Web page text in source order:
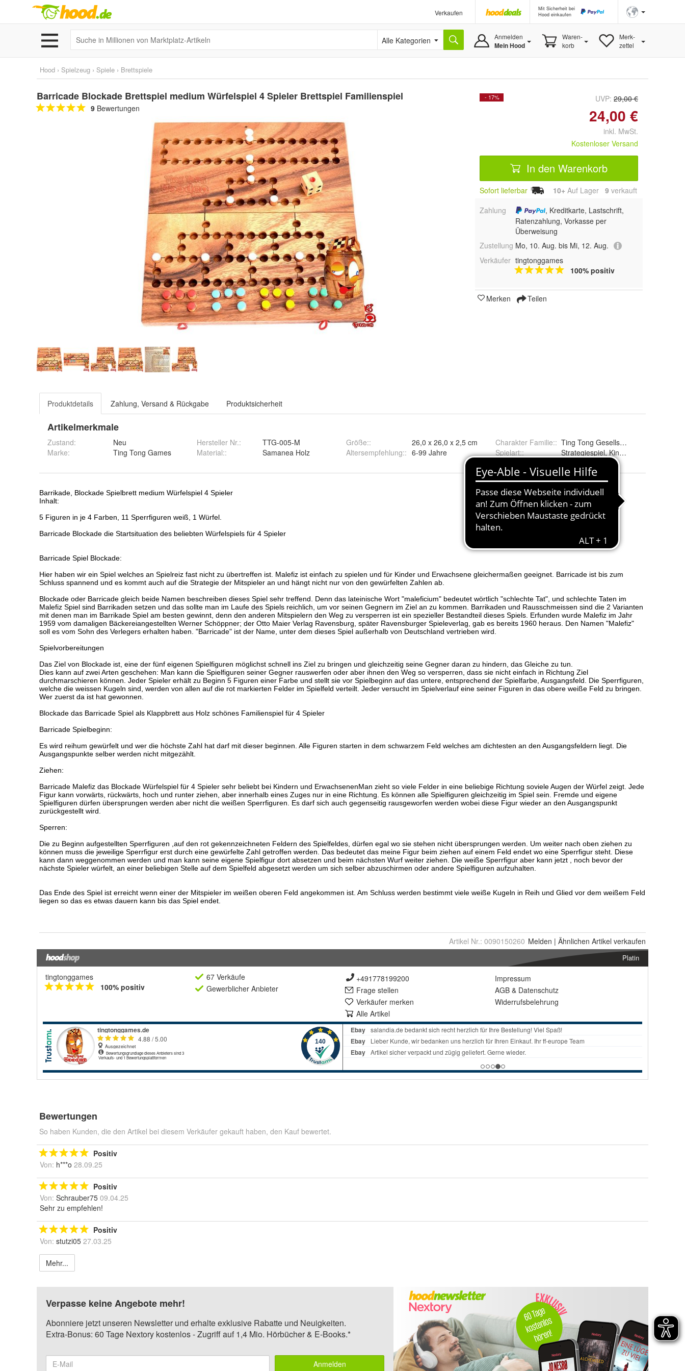
Verkaufen
Mit Sicherheit bei
Hood einkaufen
Alle Kategorien Anmelden
Mein Hood
Waren-
korb
Merk-
zettel
Hood › Spielzeug › Spiele › Brettspiele
Barricade Blockade Brettspiel medium Würfelspiel 4 Spieler Brettspiel Familienspiel
9 Bewertungen
- 17% UVP: 29,00 €
24,00 €
inkl. MwSt.
Kostenloser Versand
In den Warenkorb
Sofort lieferbar 10+ Auf Lager 9 verkauft
Zahlung
, Kreditkarte, Lastschrift,
Ratenzahlung, Vorkasse per
Überweisung
Zustellung Mo, 10. Aug. bis Mi, 12. Aug.
Verkäufer tingtonggames
100% positiv
Merken Teilen
Produktdetails Zahlung, Versand & Rückgabe Produktsicherheit
Artikelmerkmale
Zustand:
Neu
Marke:
Ting Tong Games
Hersteller Nr.:
TTG-005-M
Material:: Samanea Holz
Größe::
26,0 x 26,0 x 2,5 cm
Altersempfehlung:: 6-99 Jahre
Charakter Familie:: Ting Tong Gesellschaftsspiel
Spielart:: Strategiespiel, Kinderspiel
Artikel Nr.: 0090150260 Melden | Ähnlichen Artikel verkaufen
Platin
tingtonggames
100% positiv
67 Verkäufe
Gewerblicher Anbieter
+491778199200
Frage stellen
Verkäufer merken
Alle Artikel
Impressum
AGB & Datenschutz
Widerrufsbelehrung
Bewertungen
So haben Kunden, die den Artikel bei diesem Verkäufer gekauft haben, den Kauf bewertet.
Positiv
Von: h***o 28.09.25
Positiv
Von: Schrauber75 09.04.25
Sehr zu empfehlen!
Positiv
Von: stutzi05 27.03.25
Mehr...
Verpasse keine Angebote mehr!
Abonniere jetzt unseren Newsletter und erhalte exklusive Rabatte und Neuigkeiten.
Extra-Bonus: 60 Tage Nextory kostenlos - Zugriff auf 1,4 Mio. Hörbücher & E-Books.*
Anmelden